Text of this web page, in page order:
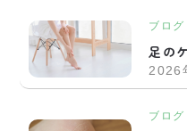
ブログ
足の
2026
ブログ